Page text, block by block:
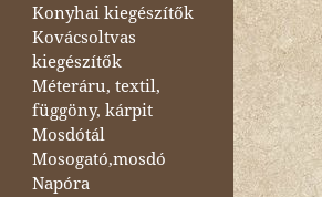
Konyhai kiegészítők
Kovácsoltvas
kiegészítők
Méteráru, textil,
függöny, kárpit
Mosdótál
Mosogató,mosdó
Napóra